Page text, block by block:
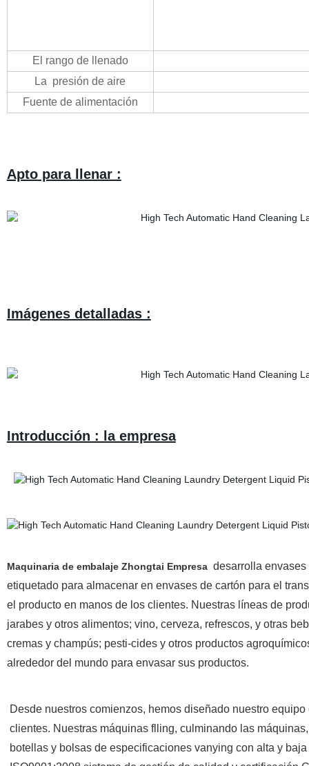
El rango de llenado
La presión de aire
Fuente de alimentación
Apto para llenar :
Imágenes detalladas :
Introducción : la empresa
Maquinaria de embalaje Zhongtai Empresa desarrolla
etiquetado para almacenar en envases de cartón para el
el producto en manos de los clientes. Nuestras líneas de
jarabes y otros alimentos; vino, cerveza, refrescos, y otras
cremas y champús; pesti-cides y otros productos
alrededor del mundo para envasar sus productos.
Desde nuestros comienzos, hemos diseñado nuestro
clientes. Nuestras máquinas flling, culminando las
botellas y bolsas de especificaciones vanying con alta y